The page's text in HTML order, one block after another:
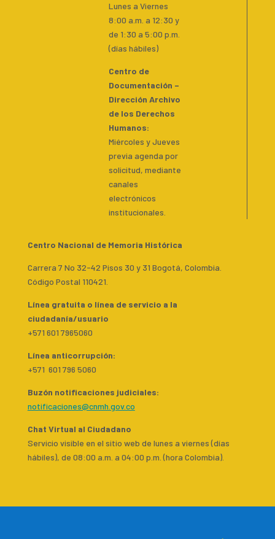
Lunes a Viernes
8:00 a.m. a 12:30 y
de 1:30 a 5:00 p.m.
(días hábiles)
Centro de
Documentación –
Dirección Archivo
de los Derechos
Humanos:
Miércoles y Jueves
previa agenda por
solicitud, mediante
canales
electrónicos
institucionales.
Centro Nacional de Memoria Histórica
Carrera 7 No 32-42 Pisos 30 y 31 Bogotá, Colombia.
Código Postal 110421.
Línea gratuita o línea de servicio a la
ciudadanía/usuario
+571 601 7965060
Línea anticorrupción:
+571 601 796 5060
Buzón notificaciones judiciales:
notificaciones@cnmh.gov.co
Chat Virtual al Ciudadano
Servicio visible en el sitio web de lunes a viernes (días
hábiles), de 08:00 a.m. a 04:00 p.m. (hora Colombia).